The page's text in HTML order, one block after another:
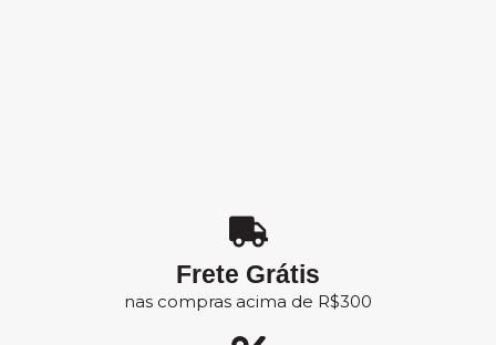
MOVIMENTO
LANÇAMENTO
MASCULINAFrete Grátis
nas compras acima de R$300